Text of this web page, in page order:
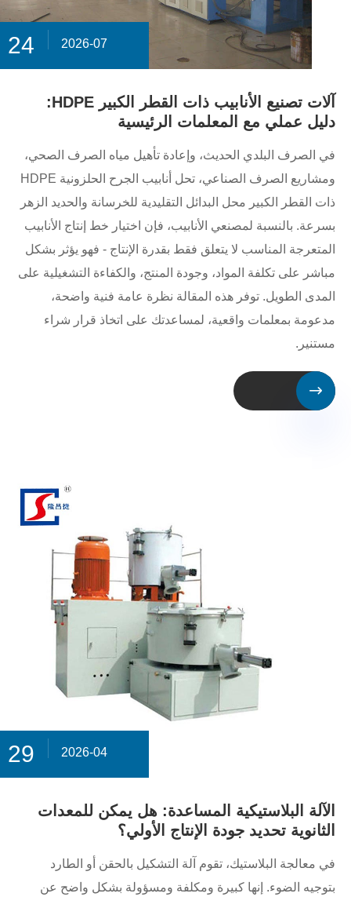
24 2026-07
آلات تصنيع الأنابيب ذات القطر الكبير HDPE:
دليل عملي مع المعلمات الرئيسية
في الصرف البلدي الحديث، وإعادة تأهيل مياه الصرف الصحي،
ومشاريع الصرف الصناعي، تحل أنابيب الجرح الحلزونية HDPE
ذات القطر الكبير محل البدائل التقليدية للخرسانة والحديد الزهر
بسرعة. بالنسبة لمصنعي الأنابيب، فإن اختيار خط إنتاج الأنابيب
المتعرجة المناسب لا يتعلق فقط بقدرة الإنتاج - فهو يؤثر بشكل
مباشر على تكلفة المواد، وجودة المنتج، والكفاءة التشغيلية على
المدى الطويل. توفر هذه المقالة نظرة عامة فنية واضحة،
مدعومة بمعلمات واقعية، لمساعدتك على اتخاذ قرار شراء
مستنير.

29 2026-04
الآلة البلاستيكية المساعدة: هل يمكن للمعدات
الثانوية تحديد جودة الإنتاج الأولي؟
في معالجة البلاستيك، تقوم آلة التشكيل بالحقن أو الطارد
بتوجيه الضوء. إنها كبيرة ومكلفة ومسؤولة بشكل واضح عن